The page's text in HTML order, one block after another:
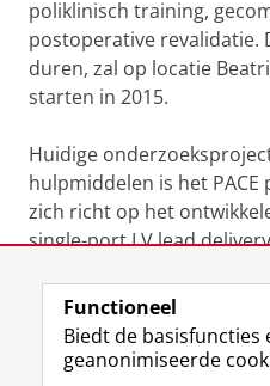
r
t
a
l
poliklinisch training,
postoperative revalidatie.
duren, zal op locatie
starten in 2015.
Huidige
hulpmiddelen is het
zich richt op het
single-port LV lead
Laatst gewijzigd: 25 juni
Functioneel
Biedt de basisfuncties
geanonimiseerde